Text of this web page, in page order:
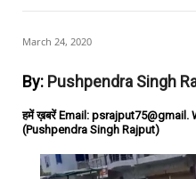
March 24, 2020
By: Pushpendra Singh
हमें ख़बरें Email: psrajput75@gmail.
(Pushpendra Singh Rajput)